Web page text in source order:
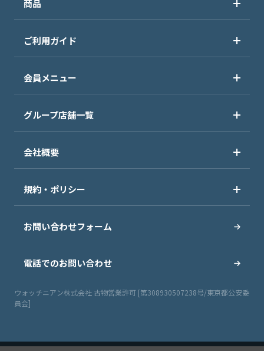
商品
ご利用ガイド
会員メニュー
グループ店舗一覧
会社概要
規約・ポリシー
お問い合わせフォーム
電話でのお問い合わせ
ウォッチニアン株式会社 古物営業許可 [第308930507238号/東京都公安委
員会]